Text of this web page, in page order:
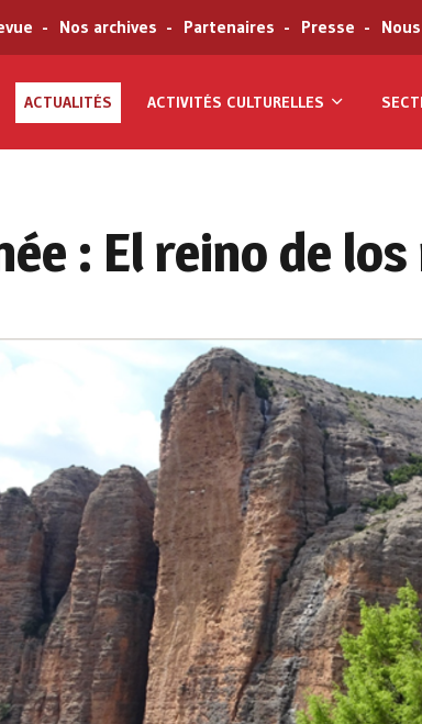
Nos archives Partenaires Presse
ACTUALITÉS ACTIVITÉS CULTURELLES
: El reino de